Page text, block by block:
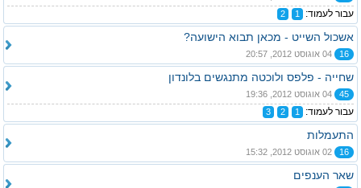
עבור לעמוד: 1
2
אשכול השייט - מכאן תבוא הישועה?
16
שחייה - פלפס ולוכטה מתנגשים בלונדון
45
עבור לעמוד: 1
2
3
התעמלות
16
שאר הענפים